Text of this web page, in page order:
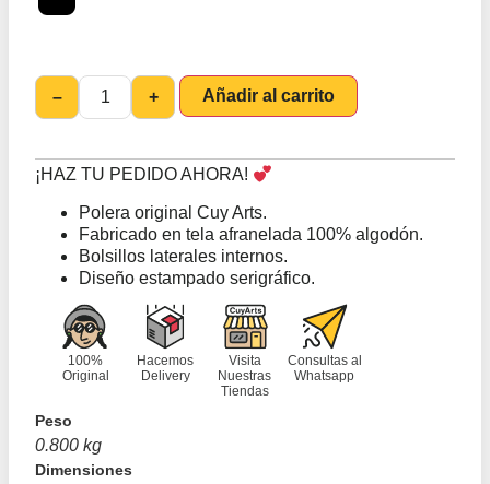
– + Añadir al carrito
¡HAZ TU PEDIDO AHORA!
Polera original Cuy Arts.
Fabricado en tela afranelada 100% algodón.
Bolsillos laterales internos.
Diseño estampado serigráfico.
100%
Original
Hacemos
Delivery
Visita
Nuestras
Tiendas
Consultas al
Whatsapp
Peso
0.800 kg
Dimensiones